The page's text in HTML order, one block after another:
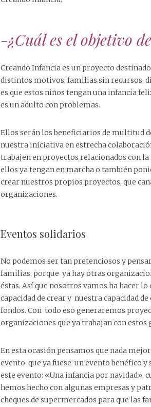
-¿Cuál es el objetivo
Creando Infancia es un proyecto
distintos motivos: familias sin recursos,
es que estos niños tengan una infancia
es un adulto con problemas.
Ellos serán los beneficiarios de multitud
nuestra iniciativa en estrecha
trabajen en proyectos relacionados con
ellos ya tengan en marcha o también
crear nuestros propios proyectos, que
organizaciones.
Eventos solidarios
No podemos ser tan pretenciosos y
familias, porque ya hay otras
éstas. Así que nosotros vamos ha hacer
capacidad de crear y nuestra capacidad
fondos. Con todo eso generaremos
organizaciones que ya trabajan con
En esta ocasión pensamos que nada
evento que ya fuese un evento benéfico
este evento: «Una infancia por navidad»,
hemos hecho con algunas empresas y
cheques de supermercados para que las